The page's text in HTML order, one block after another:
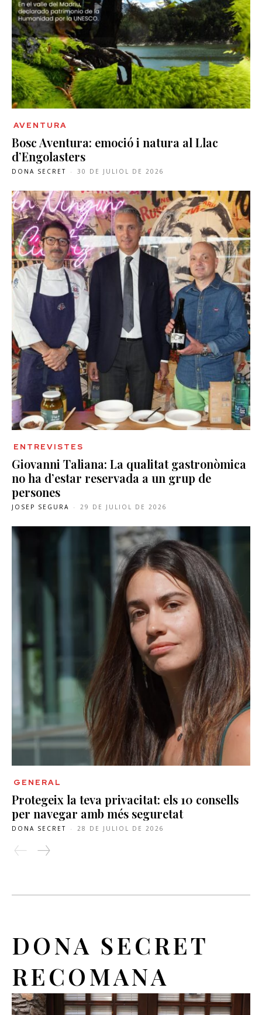
AVENTURA
Bosc Aventura: emoció i natura al Llac
d’Engolasters
DONA SECRET - 30 DE JULIOL DE 2026
ENTREVISTES
Giovanni Taliana: La qualitat gastronòmica
no ha d’estar reservada a un grup de
persones
JOSEP SEGURA - 29 DE JULIOL DE 2026
GENERAL
Protegeix la teva privacitat: els 10 consells
per navegar amb més seguretat
DONA SECRET - 28 DE JULIOL DE 2026
DONA SECRET
RECOMANA